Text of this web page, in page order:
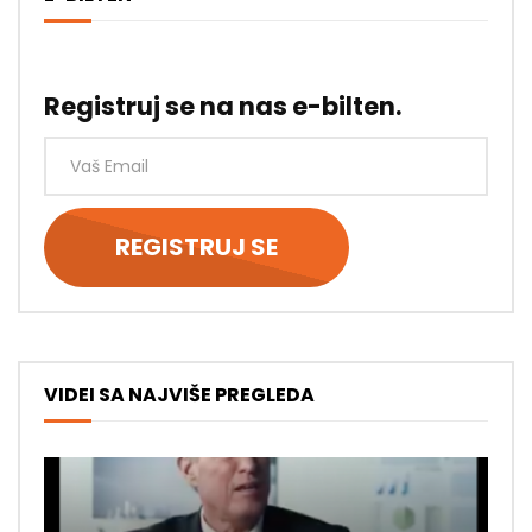
Registruj se na nas e-bilten.
VIDEI SA NAJVIŠE PREGLEDA